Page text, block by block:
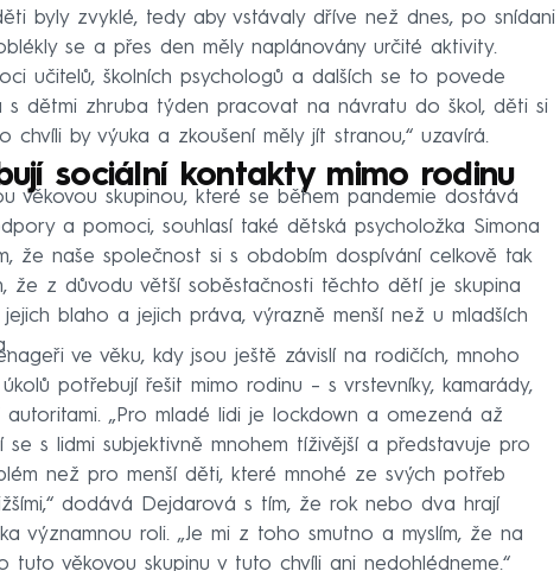
byly zvyklé, tedy aby vstávaly dříve než dnes, po snídani
se a přes den měly naplánovány určité aktivity.
učitelů, školních psychologů a dalších se to povede
s dětmi zhruba týden pracovat na návratu do škol, děti si
by výuka a zkoušení měly jít stranou,“ uzavírá.
sociální kontakty mimo rodinu
věkovou skupinou, které se během pandemie dostává
a pomoci, souhlasí také dětská psycholožka Simona
že naše společnost si s obdobím dospívání celkově tak
že z důvodu větší soběstačnosti těchto dětí je skupina
blaho a jejich práva, výrazně menší než u mladších
ve věku, kdy jsou ještě závislí na rodičích, mnoho
potřebují řešit mimo rodinu – s vrstevníky, kamarády,
autoritami. „Pro mladé lidi je lockdown a omezená až
se s lidmi subjektivně mnohem tíživější a představuje pro
než pro menší děti, které mnohé ze svých potřeb
dodává Dejdarová s tím, že rok nebo dva hrají
významnou roli. „Je mi z toho smutno a myslím, že na
tuto věkovou skupinu v tuto chvíli ani nedohlédneme.“